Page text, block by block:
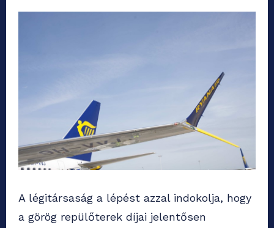
A légitársaság a lépést azzal indokolja, hogy
a görög repülőterek díjai jelentősen